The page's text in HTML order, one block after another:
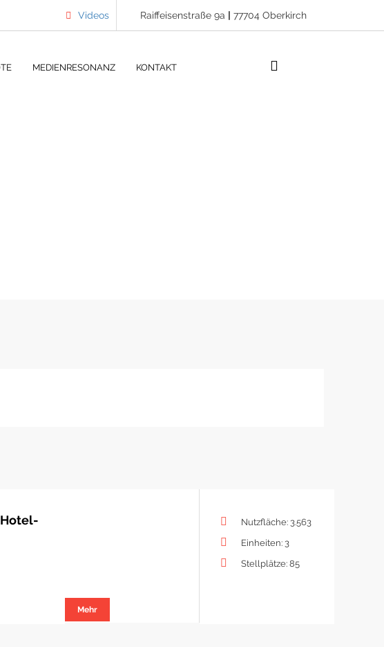
Videos Raiffeisenstraße 9a | 77704 Oberkirch
MEDIENRESONANZ KONTAKT
Mehr
Nutzfläche: 3.563
Einheiten: 3
Stellplätze: 85